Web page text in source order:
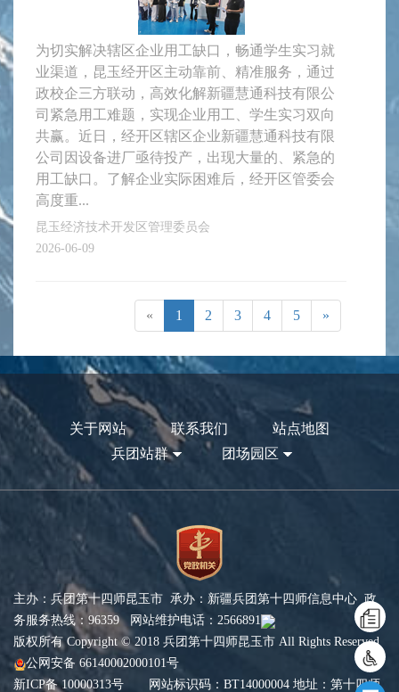
为切实解决辖区企业用工缺口，畅通学生实习就
业渠道，昆玉经开区主动靠前、精准服务，通过
政校企三方联动，高效化解新疆慧通科技有限公
司紧急用工难题，实现企业用工、学生实习双向
共赢。近日，经开区辖区企业新疆慧通科技有限
公司因设备进厂亟待投产，出现大量的、紧急的
用工缺口。了解企业实际困难后，经开区管委会
高度重...
昆玉经济技术开发区管理委员会
2026-06-09
« 1 2 3 4 5 »
关于网站 联系我们
站点地图
兵团站群
团场园区
主办：兵团第十四师昆玉市 承办：新疆兵团第十四师信息中心 政
务服务热线：96359 网站维护电话：2566891
版权所有 Copyright © 2018 兵团第十四师昆玉市 All Rights Reserved
公网安备 66140002000101号
新ICP备 10000313号 网站标识码：BT14000004 地址：第十四师